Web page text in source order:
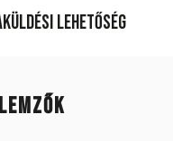
lehetőség